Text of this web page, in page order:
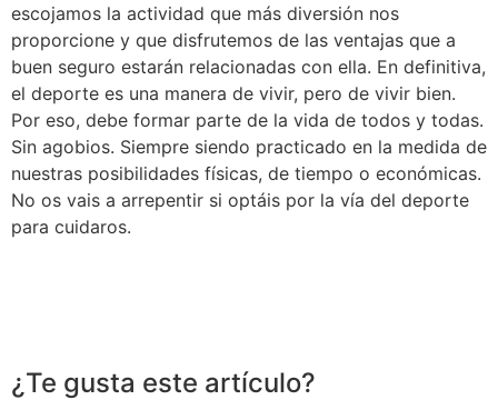
escojamos la actividad que más diversión nos
proporcione y que disfrutemos de las ventajas que a
buen seguro estarán relacionadas con ella. En definitiva,
el deporte es una manera de vivir, pero de vivir bien.
Por eso, debe formar parte de la vida de todos y todas.
Sin agobios. Siempre siendo practicado en la medida de
nuestras posibilidades físicas, de tiempo o económicas.
No os vais a arrepentir si optáis por la vía del deporte
para cuidaros.
¿Te gusta este artículo?